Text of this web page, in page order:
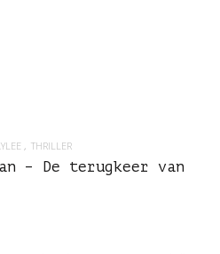
THRILLER
– De terugkeer van